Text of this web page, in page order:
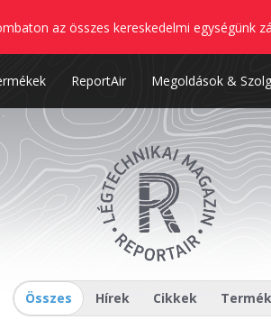
az összes kereskedelmi egységünk
ReportAir Megoldások &
Összes Hírek Cikkek